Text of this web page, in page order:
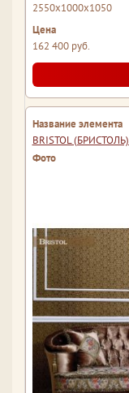
2550x1000x1050
162 400 руб.
BRISTOL